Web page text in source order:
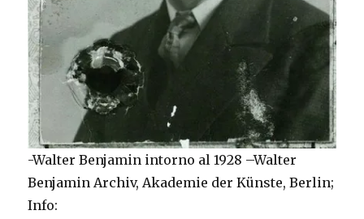
-Walter Benjamin intorno al 1928 –Walter
Benjamin Archiv, Akademie der Künste, Berlin;
Info: